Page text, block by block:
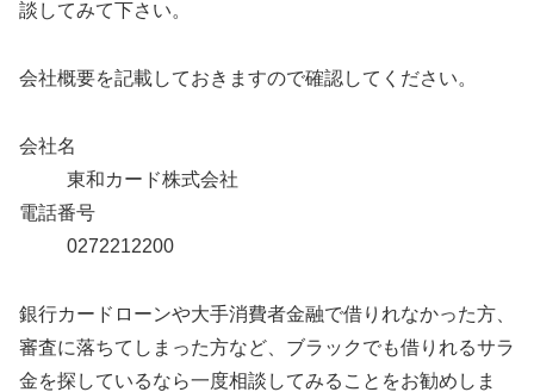
談してみて下さい。
会社概要を記載しておきますので確認してください。
会社名
東和カード株式会社
電話番号
0272212200
銀行カードローンや大手消費者金融で借りれなかった方、
審査に落ちてしまった方など、ブラックでも借りれるサラ
金を探しているなら一度相談してみることをお勧めしま